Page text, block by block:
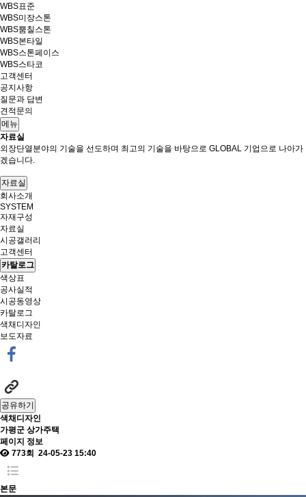
WBS표준
WBS미장스톤
WBS뿜칠스톤
WBS본타일
WBS스톤페이스
WBS스타코
고객센터
공지사항
질문과 답변
견적문의
메뉴
자료실
외장단열분야의 기술을 선도하며 최고의 기술을 바탕으로 GLOBAL 기업으로 나아가
겠습니다.
자료실
회사소개
SYSTEM
자재구성
자료실
시공갤러리
고객센터
카탈로그
색상표
공사실적
시공동영상
카탈로그
색채디자인
보도자료
공유하기
색채디자인
가평군 상가주택
페이지 정보
773회 24-05-23 15:40
본문